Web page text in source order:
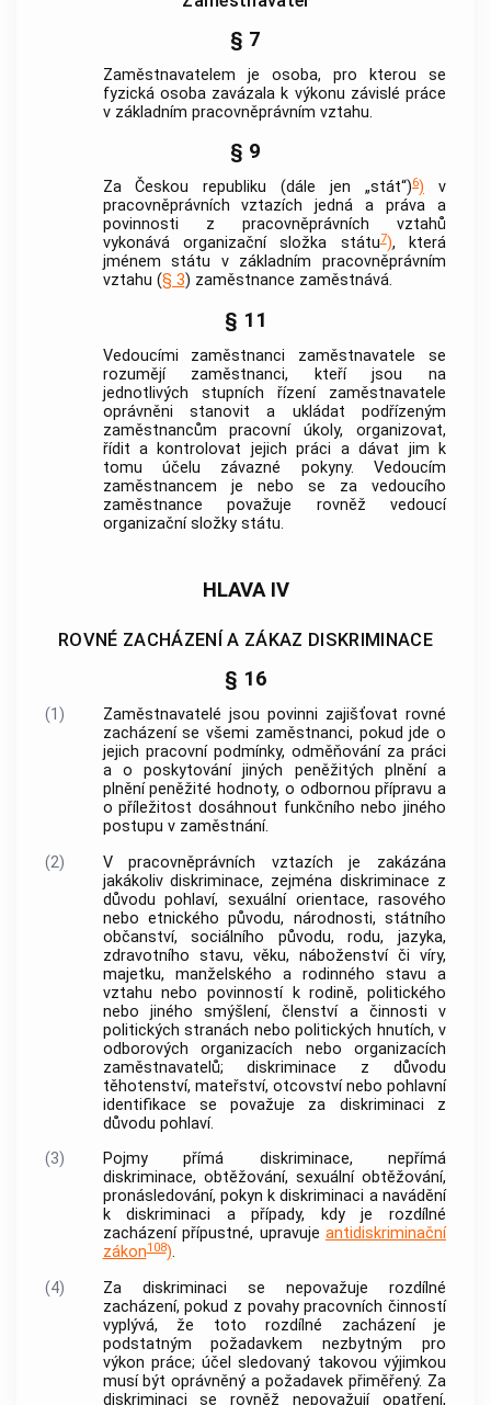
§ 7
Zaměstnavatelem je osoba, pro kterou se
fyzická osoba zavázala k výkonu závislé práce
v základním pracovněprávním vztahu.
§ 9
Za Českou republiku (dále jen „stát“)6) v
pracovněprávních vztazích jedná a práva a
povinnosti z pracovněprávních vztahů
vykonává organizační složka státu7), která
jménem státu v základním pracovněprávním
vztahu (§ 3) zaměstnance zaměstnává.
§ 11
Vedoucími zaměstnanci zaměstnavatele se
rozumějí zaměstnanci, kteří jsou na
jednotlivých stupních řízení zaměstnavatele
oprávněni stanovit a ukládat podřízeným
zaměstnancům pracovní úkoly, organizovat,
řídit a kontrolovat jejich práci a dávat jim k
tomu účelu závazné pokyny. Vedoucím
zaměstnancem je nebo se za vedoucího
zaměstnance považuje rovněž vedoucí
organizační složky státu.
HLAVA IV
ROVNÉ ZACHÁZENÍ A ZÁKAZ DISKRIMINACE
§ 16
(1)
Zaměstnavatelé jsou povinni zajišťovat rovné
zacházení se všemi zaměstnanci, pokud jde o
jejich pracovní podmínky, odměňování za práci
a o poskytování jiných peněžitých plnění a
plnění peněžité hodnoty, o odbornou přípravu a
o příležitost dosáhnout funkčního nebo jiného
postupu v zaměstnání.
(2)
V pracovněprávních vztazích je zakázána
jakákoliv diskriminace, zejména diskriminace z
důvodu pohlaví, sexuální orientace, rasového
nebo etnického původu, národnosti, státního
občanství, sociálního původu, rodu, jazyka,
zdravotního stavu, věku, náboženství či víry,
majetku, manželského a rodinného stavu a
vztahu nebo povinností k rodině, politického
nebo jiného smýšlení, členství a činnosti v
politických stranách nebo politických hnutích, v
odborových organizacích nebo organizacích
zaměstnavatelů; diskriminace z důvodu
těhotenství, mateřství, otcovství nebo pohlavní
identifikace se považuje za diskriminaci z
důvodu pohlaví.
(3)
Pojmy přímá diskriminace, nepřímá
diskriminace, obtěžování, sexuální obtěžování,
pronásledování, pokyn k diskriminaci a navádění
k diskriminaci a případy, kdy je rozdílné
zacházení přípustné, upravuje antidiskriminační
zákon108).
(4)
Za diskriminaci se nepovažuje rozdílné
zacházení, pokud z povahy pracovních činností
vyplývá, že toto rozdílné zacházení je
podstatným požadavkem nezbytným pro
výkon práce; účel sledovaný takovou výjimkou
musí být oprávněný a požadavek přiměřený. Za
diskriminaci se rovněž nepovažují opatření,